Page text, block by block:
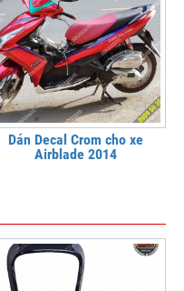
Dán Decal Crom cho xe
Airblade 2014